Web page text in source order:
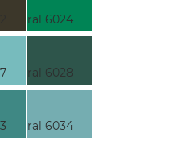
ral 6024
ral 6028
ral 6034